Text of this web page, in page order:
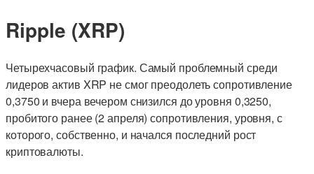
Ripple (XRP)
Четырехчасовый график. Самый проблемный среди
лидеров актив XRP не смог преодолеть сопротивление
0,3750 и вчера вечером снизился до уровня 0,3250,
пробитого ранее (2 апреля) сопротивления, уровня, с
которого, собственно, и начался последний рост
криптовалюты.